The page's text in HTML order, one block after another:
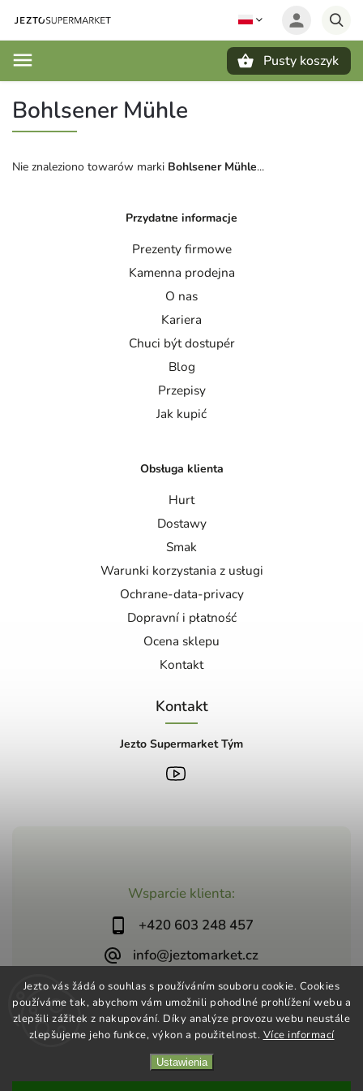
Jezto vás žádá o souhlas s používáním souboru cookie. Cookies
používáme tak, abychom vám umožnili pohodlné prohlížení webu a
zlepšili zážitek z nakupování. Díky analýze provozu webu neustále
zlepšujeme jeho funkce, výkon a použitelnost. Více informací
Ustawienia
Pusty koszyk
Bohlsener Mühle
Nie znaleziono towarów marki Bohlsener Mühle...
Wsparcie klienta:
+420 603 248 457
info@jeztomarket.cz
Przydatne informacje
Prezenty firmowe
Kamenna prodejna
O nas
Kariera
Chuci být dostupér
Blog
Przepisy
Jak kupić
Obsługa klienta
Hurt
Dostawy
Smak
Warunki korzystania z usługi
Ochrane-data-privacy
Dopravní i płatność
Ocena sklepu
Kontakt
Kontakt
Jezto Supermarket Tým
Jezto Supermarket